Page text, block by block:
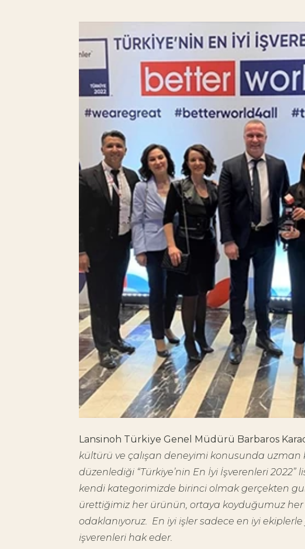
Lansinoh Türkiye Genel Müdürü Barbaros
kültürü ve çalışan deneyimi konusunda
düzenlediği “Türkiye’nin En İyi İşverenleri
kendi kategorimizde birinci olmak gerçekten
ürettiğimiz her ürünün, ortaya koyduğumuz
odaklanıyoruz. En iyi işler sadece en iyi
işverenleri hak eder.